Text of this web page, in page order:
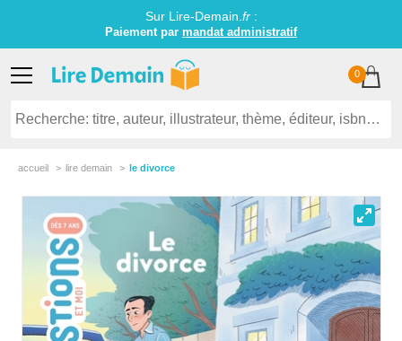
Sur Lire-Demain. fr:
Paiement par mandat administratif
0
accueil lire demain le divorce